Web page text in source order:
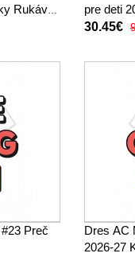
Rukáv
pre deti
trenírky)
30.45€
Preč
Dres AC
2026-27